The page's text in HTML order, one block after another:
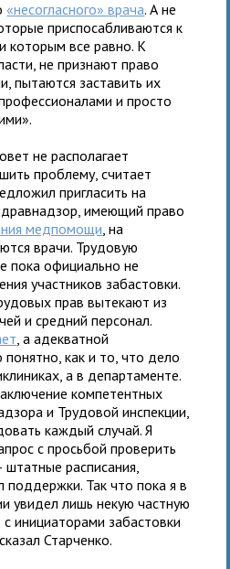
«несогласного» врача. А не
приспосабливаются к
которым все равно. К
не признают право
пытаются заставить их
и просто
не располагает
проблему, считает
пригласить на
имеющий право
медпомощи , на
врачи. Трудовую
пока официально не
участников забастовки.
прав вытекают из
и средний персонал.
, а адекватной
как и то, что дело
а в департаменте.
компетентных
и Трудовой инспекции,
каждый случай. Я
с просьбой проверить
расписания,
Так что пока я в
увидел лишь некую частную
инициаторами забастовки
Старченко.